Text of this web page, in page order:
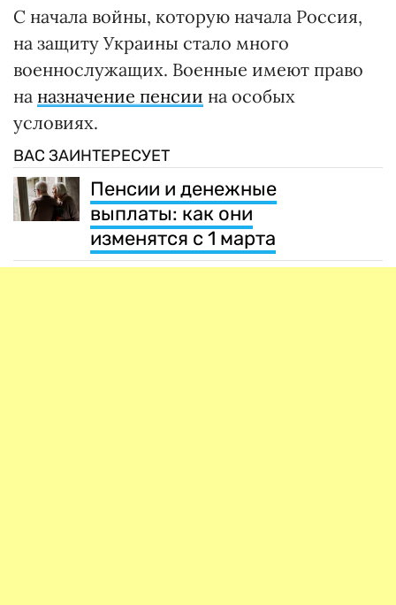
С начала войны, которую начала Россия,
на защиту Украины стало много
военнослужащих. Военные имеют право
на назначение пенсии на особых
условиях.
ВАС ЗАИНТЕРЕСУЕТ
Пенсии и денежные
выплаты: как они
изменятся с 1 марта